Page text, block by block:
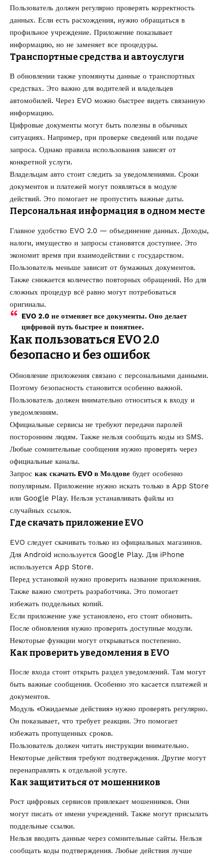
Пользователь должен регулярно проверять корректность
данных. Если есть расхождения, нужно обращаться в
профильное учреждение. Приложение показывает
информацию, но не заменяет все процедуры.
Транспортные средства и автоуслуги
В обновлении также упомянуты данные о транспортных
средствах. Это важно для водителей и владельцев
автомобилей. Через EVO можно быстрее видеть связанную
информацию.
Цифровые документы могут быть полезны в обычных
ситуациях. Например, при проверке сведений или подаче
запроса. Однако правила использования зависят от
конкретной услуги.
Владельцам авто стоит следить за уведомлениями. Сроки
документов и платежей могут появляться в модуле
действий. Это помогает не пропустить важные даты.
Персональная информация в одном месте
Главное удобство EVO 2.0 — объединение данных. Доходы,
налоги, имущество и запросы становятся доступнее. Это
экономит время при взаимодействии с государством.
Пользователь меньше зависит от бумажных документов.
Также снижается количество повторных обращений. Но для
сложных процедур всё равно могут потребоваться
оригиналы.
EVO 2.0 не отменяет все документы. Оно делает
цифровой путь быстрее и понятнее.
Как пользоваться EVO 2.0
безопасно и без ошибок
Обновление приложения связано с персональными данными.
Поэтому безопасность становится особенно важной.
Пользователь должен внимательно относиться к входу и
уведомлениям.
Официальные сервисы не требуют передачи паролей
посторонним людям. Также нельзя сообщать коды из SMS.
Любые сомнительные сообщения нужно проверять через
официальные каналы.
Запрос как скачать EVO в Молдове будет особенно
популярным. Приложение нужно искать только в App Store
или Google Play. Нельзя устанавливать файлы из
случайных ссылок.
Где скачать приложение EVO
EVO следует скачивать только из официальных магазинов.
Для Android используется Google Play. Для iPhone
используется App Store.
Перед установкой нужно проверить название приложения.
Также важно смотреть разработчика. Это помогает
избежать поддельных копий.
Если приложение уже установлено, его стоит обновить.
После обновления нужно проверить доступные модули.
Некоторые функции могут открываться постепенно.
Как проверить уведомления в EVO
После входа стоит открыть раздел уведомлений. Там могут
быть важные сообщения. Особенно это касается платежей и
документов.
Модуль «Ожидаемые действия» нужно проверять регулярно.
Он показывает, что требует реакции. Это помогает
избежать пропущенных сроков.
Пользователь должен читать инструкции внимательно.
Некоторые действия требуют подтверждения. Другие могут
перенаправлять к отдельной услуге.
Как защититься от мошенников
Рост цифровых сервисов привлекает мошенников. Они
могут писать от имени учреждений. Также могут присылать
поддельные ссылки.
Нельзя вводить данные через сомнительные сайты. Нельзя
сообщать коды подтверждения. Любые действия лучше